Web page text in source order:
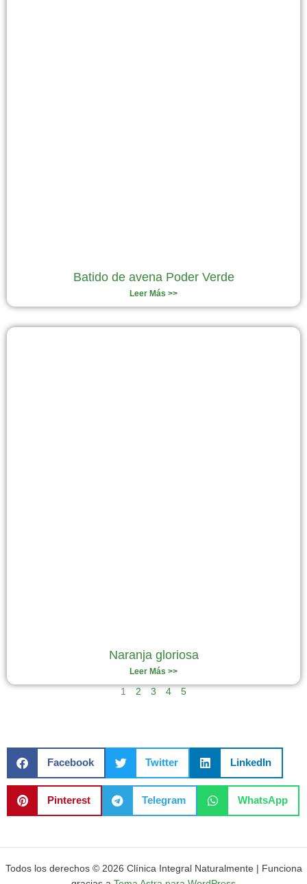
Batido de avena Poder Verde
Leer Más >>
Naranja gloriosa
Leer Más >>
1 2 3 4 5
Facebook Twitter LinkedIn
Pinterest Telegram WhatsApp
Todos los derechos © 2026 Clínica Integral Naturalmente | Funciona